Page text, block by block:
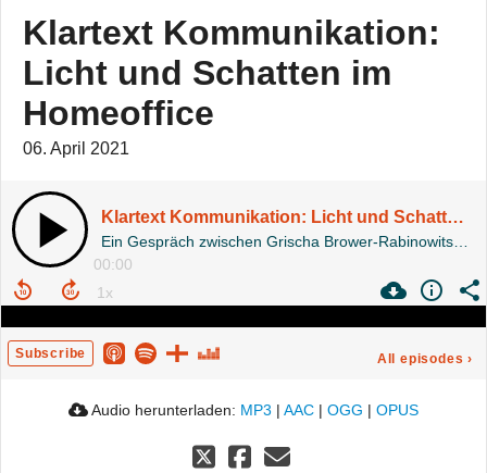
Klartext Kommunikation:
Licht und Schatten im
Homeoffice
06. April 2021
Klartext Kommunikation: Licht und Schatten im Homeoffice
00:00
Subscribe All episodes ›
Audio herunterladen: MP3 | AAC | OGG | OPUS